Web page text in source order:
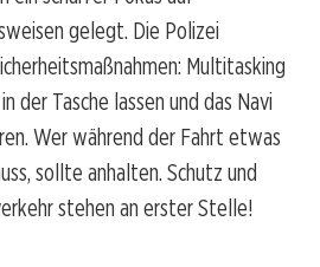
gelegt. Die Polizei
Multitasking
der Tasche lassen und das Navi
Wer während der Fahrt etwas
sollte anhalten. Schutz und
stehen an erster Stelle!